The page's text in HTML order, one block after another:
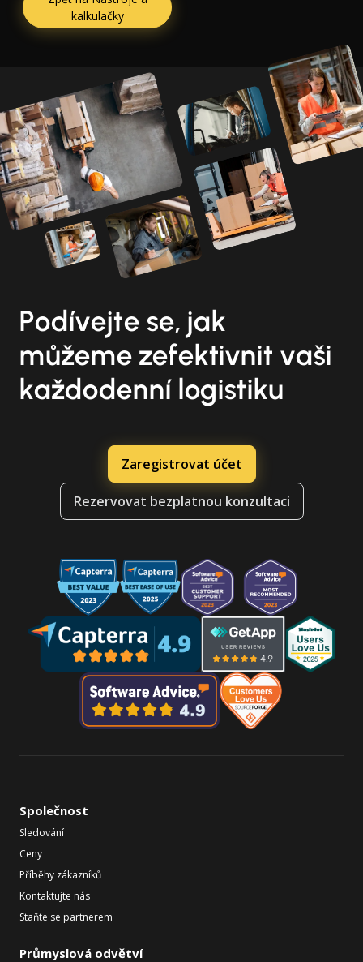
kalkulačky
Podívejte se, jak
můžeme zefektivnit vaši
každodenní logistiku
Zaregistrovat účet
Rezervovat bezplatnou konzultaci
Společnost
Sledování
Ceny
Příběhy zákazníků
Kontaktujte nás
Staňte se partnerem
Průmyslová odvětví